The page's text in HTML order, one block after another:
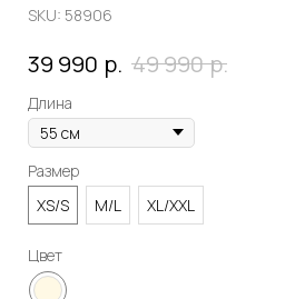
SKU: 58906
39 990 р. 49 990 р.
Длина
Размер
XS/S
M/L XL/XXL
Цвет